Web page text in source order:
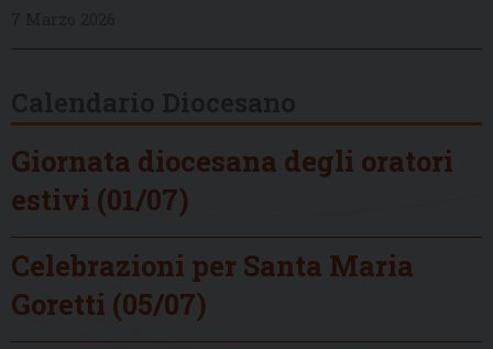
Giornata diocesana degli oratori
estivi (01/07)
Celebrazioni per Santa Maria
Goretti (05/07)